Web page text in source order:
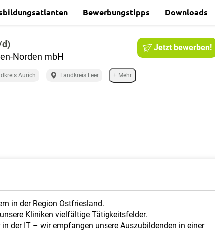
Bewerbungstipps Downloads
d)
Norden mbH
Jetzt bewerben!
Aurich Landkreis Leer + Mehr
in der Region Ostfriesland.
Kliniken vielfältige Tätigkeitsfelder.
der IT – wir empfangen unsere Auszubildenden in einer